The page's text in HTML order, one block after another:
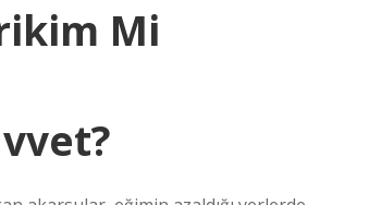
Mi